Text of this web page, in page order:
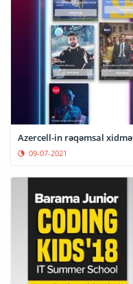
Azercell-in rəqəmsal
09-07-2021